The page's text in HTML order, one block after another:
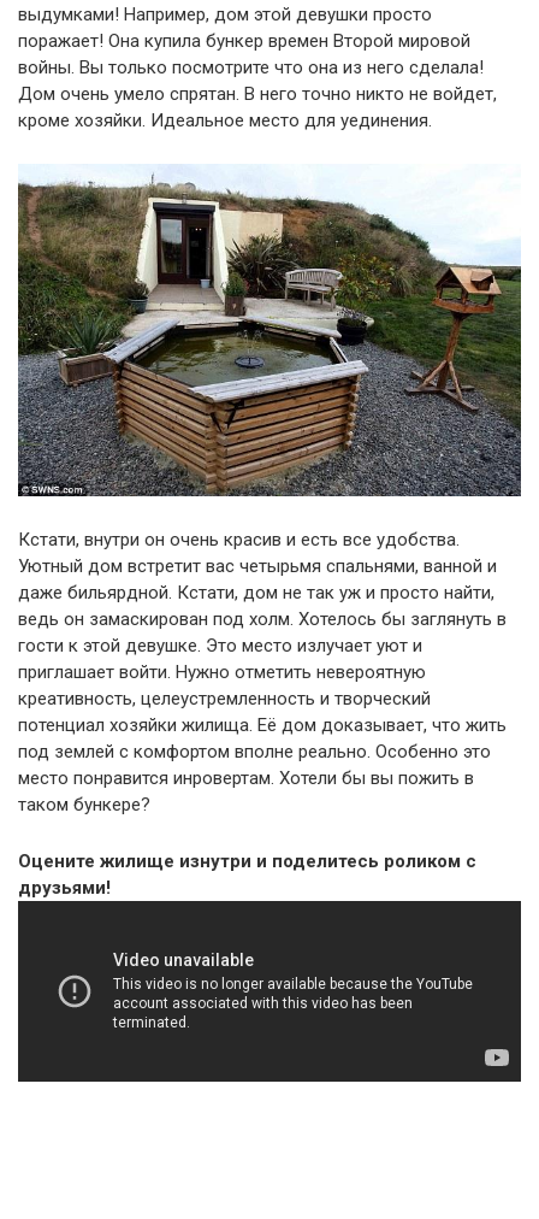
выдумками! Например, дом этой девушки просто
поражает! Она купила бункер времен Второй мировой
войны. Вы только посмотрите что она из него сделала!
Дом очень умело спрятан. В него точно никто не войдет,
кроме хозяйки. Идеальное место для уединения.
Кстати, внутри он очень красив и есть все удобства.
Уютный дом встретит вас четырьмя спальнями, ванной и
даже бильярдной. Кстати, дом не так уж и просто найти,
ведь он замаскирован под холм. Хотелось бы заглянуть в
гости к этой девушке. Это место излучает уют и
приглашает войти. Нужно отметить невероятную
креативность, целеустремленность и творческий
потенциал хозяйки жилища. Её дом доказывает, что жить
под землей с комфортом вполне реально. Особенно это
место понравится инровертам. Хотели бы вы пожить в
таком бункере?
Оцените жилище изнутри и поделитесь роликом с
друзьями!